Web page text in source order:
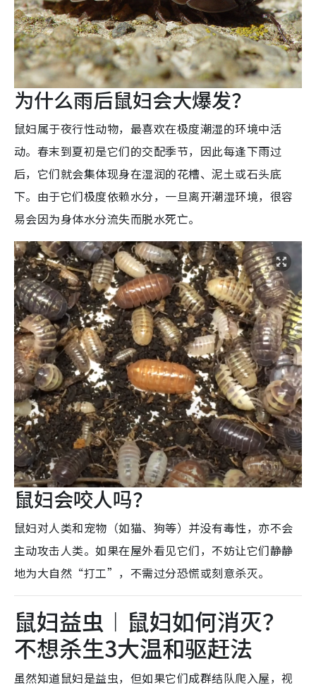
为什么雨后鼠妇会大爆发？
鼠妇属于夜行性动物，最喜欢在极度潮湿的环境中活
动。春末到夏初是它们的交配季节，因此每逢下雨过
后，它们就会集体现身在湿润的花槽、泥土或石头底
下。由于它们极度依赖水分，一旦离开潮湿环境，很容
易会因为身体水分流失而脱水死亡。
鼠妇会咬人吗？
鼠妇对人类和宠物（如猫、狗等）并没有毒性，亦不会
主动攻击人类。如果在屋外看见它们，不妨让它们静静
地为大自然“打工”，不需过分恐慌或刻意杀灭。
鼠妇益虫︱鼠妇如何消灭？
不想杀生3大温和驱赶法
虽然知道鼠妇是益虫，但如果它们成群结队爬入屋，视